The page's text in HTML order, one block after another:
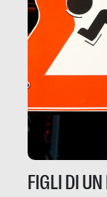
FIGLI DI